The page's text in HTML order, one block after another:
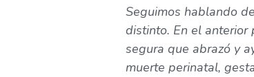
Seguimos hablando
distinto. En el anterior
segura que abrazó y
muerte perinatal,